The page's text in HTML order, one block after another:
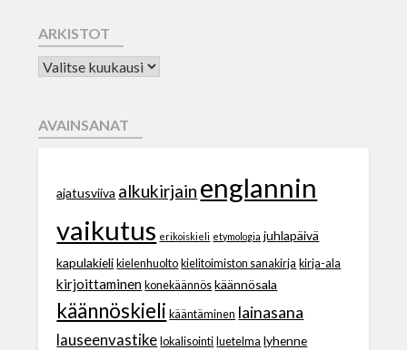
ARKISTOT
AVAINSANAT
ajatusviiva alkukirjain englannin
vaikutus erikoiskieli etymologia juhlapäivä
kapulakieli kielenhuolto kielitoimiston sanakirja kirja-ala
kirjoittaminen konekäännös käännösala
käännöskieli kääntäminen lainasana
lauseenvastike lokalisointi luetelma lyhenne